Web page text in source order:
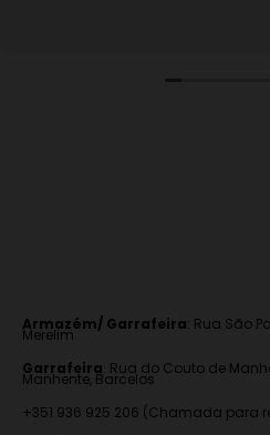
Armazém/ Garrafeira: Rua São
Merelim
Garrafeira: Rua do Couto de
Manhente, Barcelos
+351 936 925 206 (Chamada para